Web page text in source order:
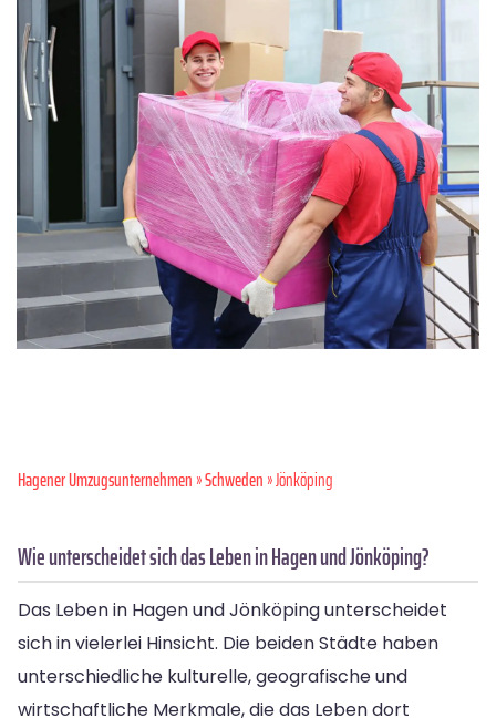
Hagener Umzugsunternehmen»Schweden» Jönköping
Wie unterscheidet sich das Leben in Hagen und Jönköping?
Das Leben in Hagen und Jönköping unterscheidet
sich in vielerlei Hinsicht. Die beiden Städte haben
unterschiedliche kulturelle, geografische und
wirtschaftliche Merkmale, die das Leben dort